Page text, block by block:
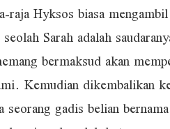
Hyksos biasa
Sarah adalah
bermaksud akan
Kemudian dikembalikan
gadis belian